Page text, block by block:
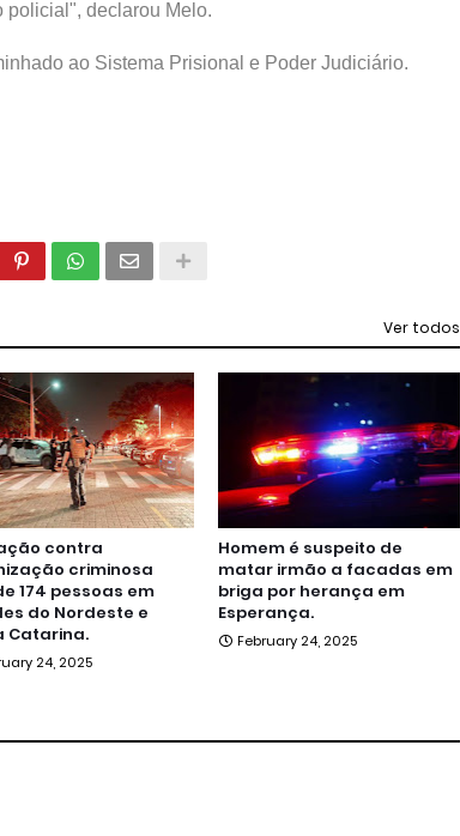
policial", declarou Melo.
ao Sistema Prisional e Poder Judiciário.
Ver todos
contra
criminosa
174 pessoas em
do Nordeste e
Catarina.
24, 2025
Homem é suspeito de
matar irmão a facadas em
briga por herança em
Esperança.
February 24, 2025